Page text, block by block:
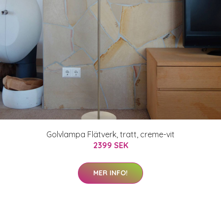
Golvlampa Flätverk, tratt, creme-vit
2399 SEK
MER INFO!